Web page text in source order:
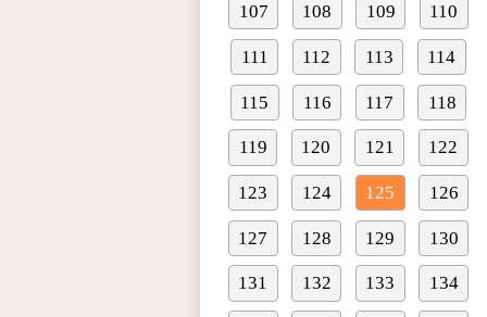
107 108 109 110
111 112 113 114
115 116 117 118
119 120 121 122
123 124 125 126
127 128 129 130
131 132 133 134